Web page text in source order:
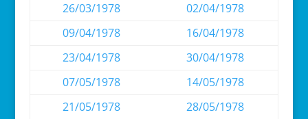
26/03/1978
02/04/1978
09/04/1978
16/04/1978
23/04/1978
30/04/1978
07/05/1978
14/05/1978
21/05/1978
28/05/1978